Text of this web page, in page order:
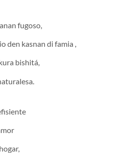
fugoso,
den kasnan di famia ,
bishitá,